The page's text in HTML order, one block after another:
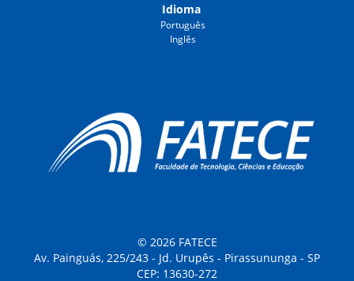
Idioma
Português
Inglês
© 2026 FATECE
Av. Painguás, 225/243 - Jd. Urupês - Pirassununga - SP
CEP: 13630-272